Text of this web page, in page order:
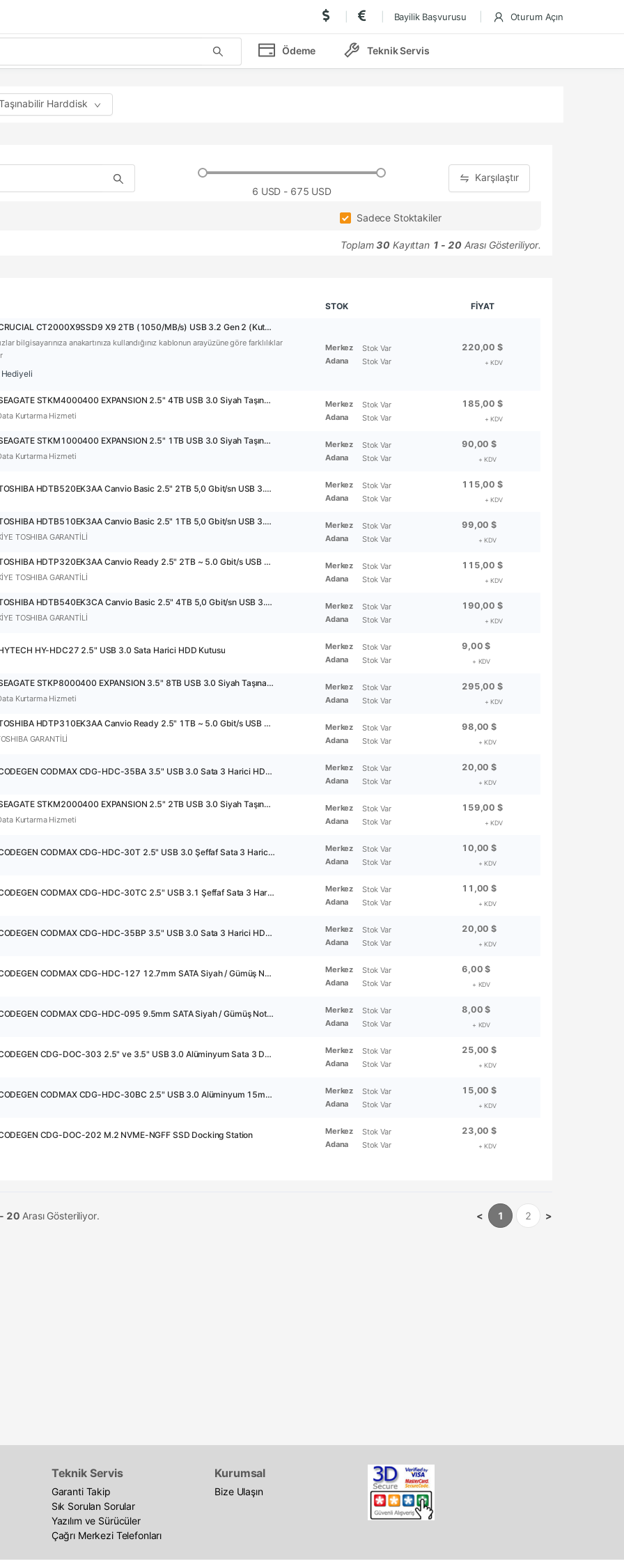
Bayilik Başvurusu Oturum Açın
Ödeme Teknik Servis
Harddisk
6 USD - 675 USD
Karşılaştır
Sadece Stoktakiler
Toplam30 Kayıttan 1 - 20 Arası Gösteriliyor.
STOK
FİYAT
40743 - CRUCIAL CT2000X9SSD9 X9 2TB (1050/MB/s) USB 3.2 Gen 2 (Kutusuz) Siyah Taşınabilir Mini SSD
bilgisayarınıza anakartınıza kullandığınız kablonun arayüzüne göre farklılıklar
Hediyeli
Merkez
Stok Var
Adana
Stok Var
220,00 $
+ KDV
34101 - SEAGATE STKM4000400 EXPANSION 2.5" 4TB USB 3.0 Siyah Taşınabilir Harddisk
Kurtarma Hizmeti
Merkez
Stok Var
Adana
Stok Var
185,00 $
+ KDV
31957 - SEAGATE STKM1000400 EXPANSION 2.5" 1TB USB 3.0 Siyah Taşınabilir Harddisk
Kurtarma Hizmeti
Merkez
Stok Var
Adana
Stok Var
90,00 $
+ KDV
33835 - TOSHIBA HDTB520EK3AA Canvio Basic 2.5" 2TB 5,0 Gbit/sn USB 3.2 Gen1 Siyah Taşınabilir Harddisk Merkez
Stok Var
Adana
Stok Var
115,00 $
+ KDV
36716 - TOSHIBA HDTB510EK3AA Canvio Basic 2.5" 1TB 5,0 Gbit/sn USB 3.2 Gen1 Siyah Taşınabilir Harddisk
TOSHIBA GARANTİLİ
Merkez
Stok Var
Adana
Stok Var
99,00 $
+ KDV
37774 - TOSHIBA HDTP320EK3AA Canvio Ready 2.5" 2TB ~ 5.0 Gbit/s USB 3.2 Gen1 Siyah Taşınabilir Harddisk
TOSHIBA GARANTİLİ
Merkez
Stok Var
Adana
Stok Var
115,00 $
+ KDV
36717 - TOSHIBA HDTB540EK3CA Canvio Basic 2.5" 4TB 5,0 Gbit/sn USB 3.2 Gen1 Siyah Taşınabilir Harddisk
TOSHIBA GARANTİLİ
Merkez
Stok Var
Adana
Stok Var
190,00 $
+ KDV
HY-HDC27 2.5" USB 3.0 Sata Harici HDD Kutusu Merkez
Stok Var
Adana
Stok Var
9,00 $
+ KDV
32015 - SEAGATE STKP8000400 EXPANSION 3.5" 8TB USB 3.0 Siyah Taşınabilir Harddisk
Kurtarma Hizmeti
Merkez
Stok Var
Adana
Stok Var
295,00 $
+ KDV
37773 - TOSHIBA HDTP310EK3AA Canvio Ready 2.5" 1TB ~ 5.0 Gbit/s USB 3.2 Gen1 Siyah Taşınabilir Harddisk
GARANTİLİ
Merkez
Stok Var
Adana
Stok Var
98,00 $
+ KDV
23145 - CODEGEN CODMAX CDG-HDC-35BA 3.5" USB 3.0 Sata 3 Harici HDD Kutusu Merkez
Stok Var
Adana
Stok Var
20,00 $
+ KDV
34100 - SEAGATE STKM2000400 EXPANSION 2.5" 2TB USB 3.0 Siyah Taşınabilir Harddisk
Kurtarma Hizmeti
Merkez
Stok Var
Adana
Stok Var
159,00 $
+ KDV
23141 - CODEGEN CODMAX CDG-HDC-30T 2.5" USB 3.0 Şeffaf Sata 3 Harici HDD Kutusu Merkez
Stok Var
Adana
Stok Var
10,00 $
+ KDV
23142 - CODEGEN CODMAX CDG-HDC-30TC 2.5" USB 3.1 Şeffaf Sata 3 Harici HDD Kutusu Merkez
Stok Var
Adana
Stok Var
11,00 $
+ KDV
23146 - CODEGEN CODMAX CDG-HDC-35BP 3.5" USB 3.0 Sata 3 Harici HDD Kutusu Merkez
Stok Var
Adana
Stok Var
20,00 $
+ KDV
23367 - CODEGEN CODMAX CDG-HDC-127 12.7mm SATA Siyah / Gümüş Notebook Ekstra Hdd Yuvası Merkez
Stok Var
Adana
Stok Var
6,00 $
+ KDV
23366 - CODEGEN CODMAX CDG-HDC-095 9.5mm SATA Siyah / Gümüş Notebook Ekstra Hdd Yuvası Merkez
Stok Var
Adana
Stok Var
8,00 $
+ KDV
29423 - CODEGEN CDG-DOC-303 2.5" ve 3.5" USB 3.0 Alüminyum Sata 3 Docking Station Merkez
Stok Var
Adana
Stok Var
25,00 $
+ KDV
24733 - CODEGEN CODMAX CDG-HDC-30BC 2.5" USB 3.0 Alüminyum 15mm Disk Uyumlu Harici HDD Kutusu Merkez
Stok Var
Adana
Stok Var
15,00 $
+ KDV
CDG-DOC-202 M.2 NVME-NGFF SSD Docking Station Merkez
Stok Var
Adana
Stok Var
23,00 $
+ KDV
20 Arası Gösteriliyor. < 1 2 >
Teknik Servis
Garanti Takip
Sık Sorulan Sorular
Yazılım ve Sürücüler
Çağrı Merkezi Telefonları
Kurumsal
Bize Ulaşın